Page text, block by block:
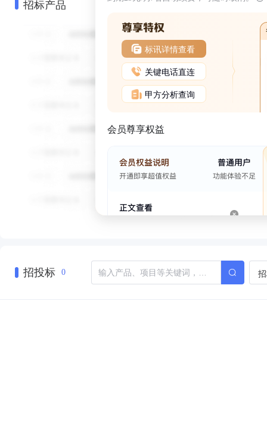
招标产品
标讯详情查看
关键电话直连
甲方分析查询
会员尊享权益
招投标 0